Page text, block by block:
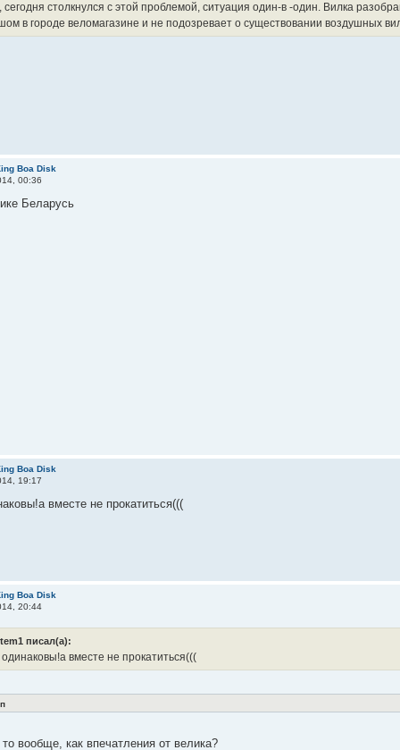
сегодня столкнулся с этой проблемой, ситуация один-в -один. Вилка
в городе веломагазине и не подозревает о существовании воздушных
Boa Disk
00:36
Беларусь
Boa Disk
19:17
вместе не прокатиться(((
Boa Disk
20:44
писал(а):
вместе не прокатиться(((
вообще, как впечатления от велика?